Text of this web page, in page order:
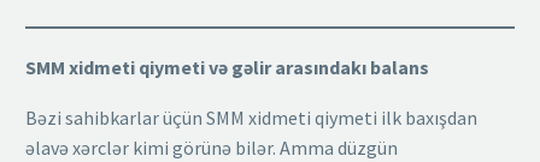
SMM xidmeti qiymeti və gəlir arasındakı balans
Bəzi sahibkarlar üçün SMM xidmeti qiymeti ilk baxışdan
əlavə xərclər kimi görünə bilər. Amma düzgün